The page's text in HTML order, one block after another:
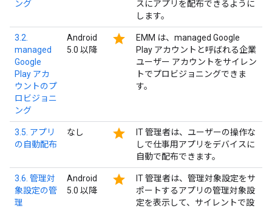
ング
スにアプリを配布できるように
します。
3.2.
managed
Google
Play アカ
ウントのプ
ロビジョニ
ング
Android
5.0 以降
star
EMM は、managed Google
Play アカウントと呼ばれる企業
ユーザー アカウントをサイレン
トでプロビジョニングできま
す。
3.5. アプリ
の自動配布
なし star
IT 管理者は、ユーザーの操作な
しで仕事用アプリをデバイスに
自動で配布できます。
3.6. 管理対
象設定の管
理
Android
5.0 以降
star
IT 管理者は、管理対象設定をサ
ポートするアプリの管理対象設
定を表示して、サイレントで設